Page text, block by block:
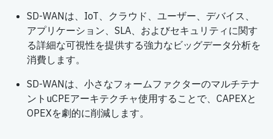
SD-WANは、IoT、クラウド、ユーザー、デバイス、
アプリケーション、SLA、およびセキュリティに関す
る詳細な可視性を提供する強力なビッグデータ分析を
消費します。
SD-WANは、小さなフォームファクターのマルチテナ
ントuCPEアーキテクチャ使用することで、CAPEXと
OPEXを劇的に削減します。